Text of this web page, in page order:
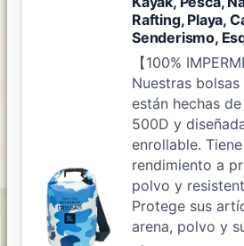
Rafting, Playa,
Senderismo,
【100%
Nuestras
están hechas
500D y
enrollable.
rendimiento a
polvo y
Protege sus
arena, polvo y